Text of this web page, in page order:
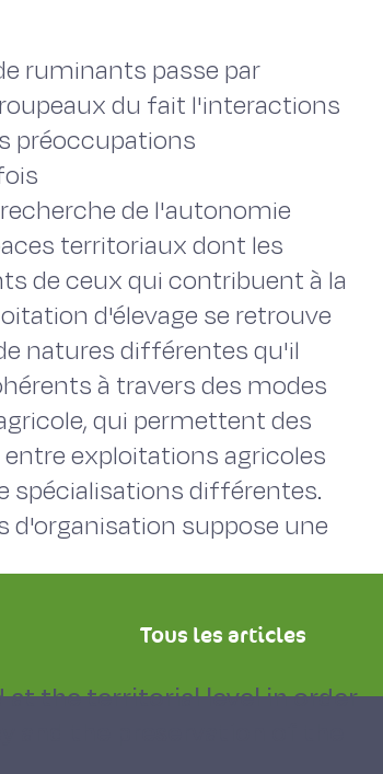
ruminants passe par
du fait l'interactions
préoccupations
de l'autonomie
territoriaux dont les
de ceux qui contribuent à la
d'élevage se retrouve
natures différentes qu'il
à travers des modes
qui permettent des
exploitations agricoles
spécialisations différentes.
d'organisation suppose une
at the territorial level in order
Tous les articles